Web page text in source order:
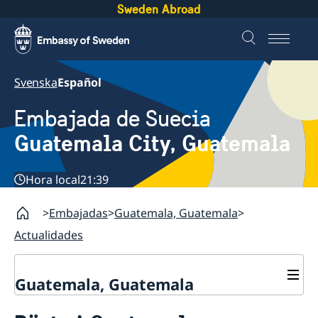
Sweden Abroad
SvenskaEspañol
Embajada de Suecia
Guatemala City, Guatemala
Hora local21:39
Embajadas Guatemala, Guatemala
Actualidades
Guatemala, Guatemala